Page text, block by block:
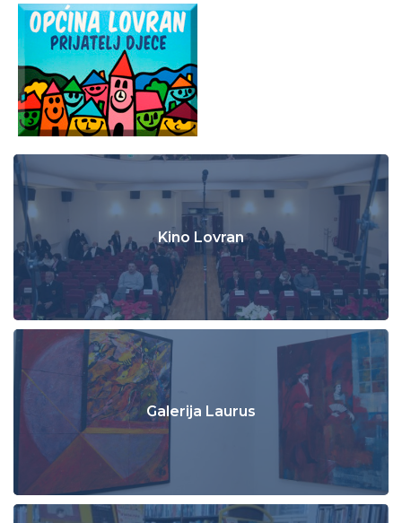
Kino Lovran
Galerija Laurus